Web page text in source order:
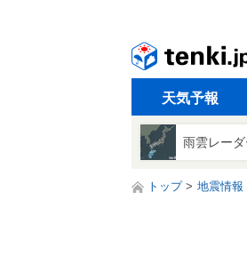
天気予報
雨雲レーダ
トップ 地震情報